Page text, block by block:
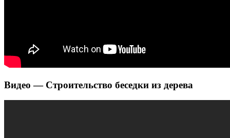
Видео — Строительство беседки из дерева